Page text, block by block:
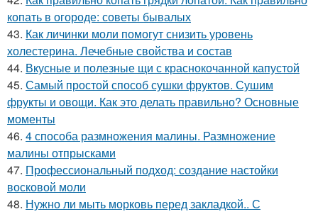
копать в огороде: советы бывалых
43. Как личинки моли помогут снизить уровень
холестерина. Лечебные свойства и состав
44. Вкусные и полезные щи с краснокочанной капустой
45. Самый простой способ сушки фруктов. Сушим
фрукты и овощи. Как это делать правильно? Основные
моменты
46. 4 способа размножения малины. Размножение
малины отпрысками
47. Профессиональный подход: создание настойки
восковой моли
48. Нужно ли мыть морковь перед закладкой.. С